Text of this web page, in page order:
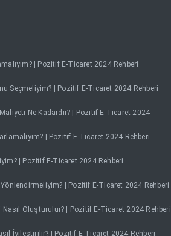
| Pozitif E-Ticaret 2024 Rehberi
Seçmeliyim? | Pozitif E-Ticaret 2024 Rehberi
Ne Kadardır? | Pozitif E-Ticaret 2024
| Pozitif E-Ticaret 2024 Rehberi
| Pozitif E-Ticaret 2024 Rehberi
| Pozitif E-Ticaret 2024 Rehberi
Oluşturulur? | Pozitif E-Ticaret 2024 Rehberi
İyileştirilir? | Pozitif E-Ticaret 2024 Rehberi